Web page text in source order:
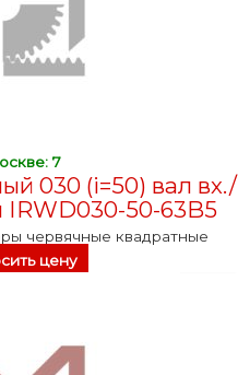
7
030 (i=50) вал вх./
IRWD030-50-63B5
червячные квадратные
цену